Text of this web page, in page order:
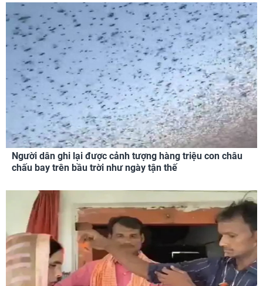
Người dân ghi lại được cảnh tượng hàng triệu con châu
chấu bay trên bầu trời như ngày tận thế